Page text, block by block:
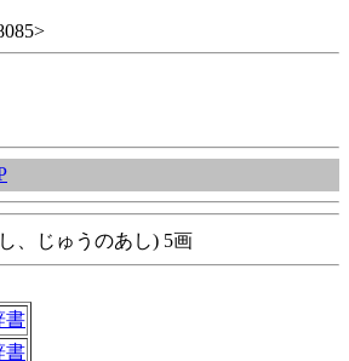
、じゅうのあし) 5画
書
書